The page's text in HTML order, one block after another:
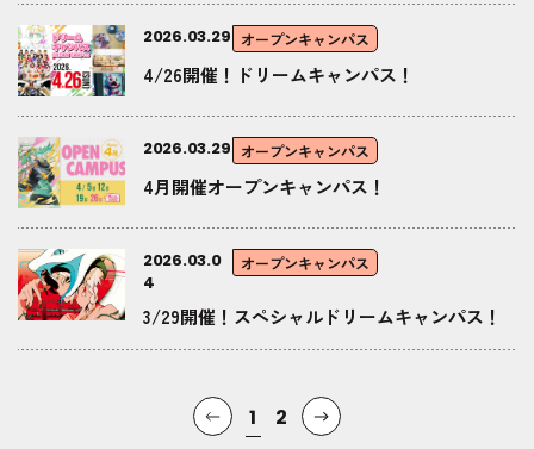
2026.03.29 オープンキャンパス
4/26開催！ドリームキャンパス！
2026.03.29 オープンキャンパス
4月開催オープンキャンパス！
2026.03.0
4
オープンキャンパス
3/29開催！スペシャルドリームキャンパス！
1 2